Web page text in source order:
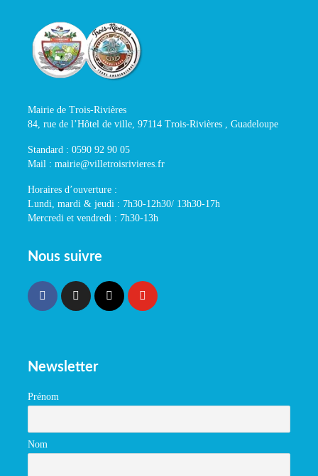
Mairie de Trois-Rivières
84, rue de l’Hôtel de ville, 97114 Trois-Rivières , Guadeloupe
Standard : 0590 92 90 05
Mail : mairie@villetroisrivieres.fr
Horaires d’ouverture :
Lundi, mardi & jeudi : 7h30-12h30/ 13h30-17h
Mercredi et vendredi : 7h30-13h
Nous suivre
Newsletter
Prénom
Nom